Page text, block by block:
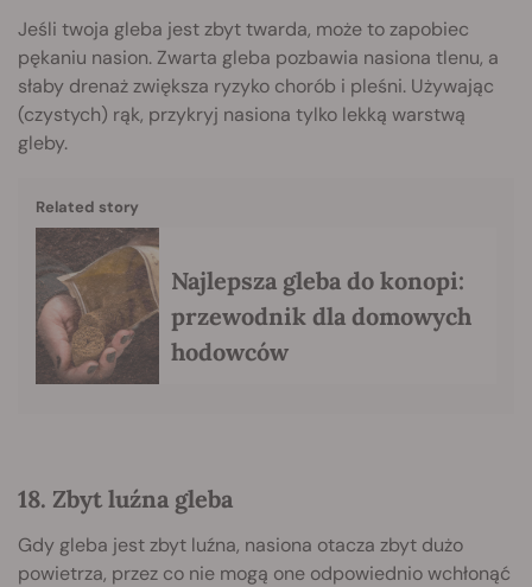
Jeśli twoja gleba jest zbyt twarda, może to zapobiec
pękaniu nasion. Zwarta gleba pozbawia nasiona tlenu, a
słaby drenaż zwiększa ryzyko chorób i pleśni. Używając
(czystych) rąk, przykryj nasiona tylko lekką warstwą
gleby.
Related story
Najlepsza gleba do konopi:
przewodnik dla domowych
hodowców
18. Zbyt luźna gleba
Gdy gleba jest zbyt luźna, nasiona otacza zbyt dużo
powietrza, przez co nie mogą one odpowiednio wchłonąć